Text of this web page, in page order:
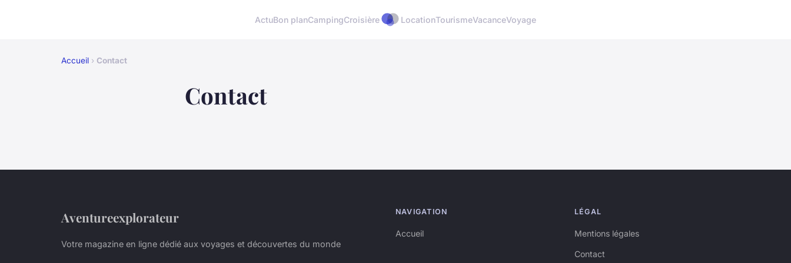
ActuBon planCampingCroisière LocationTourismeVacanceVoyage
Accueil › Contact
Contact
Aventureexplorateur
Votre magazine en ligne dédié aux voyages et découvertes du monde
NAVIGATION
Accueil
LÉGAL
Mentions légales
Contact